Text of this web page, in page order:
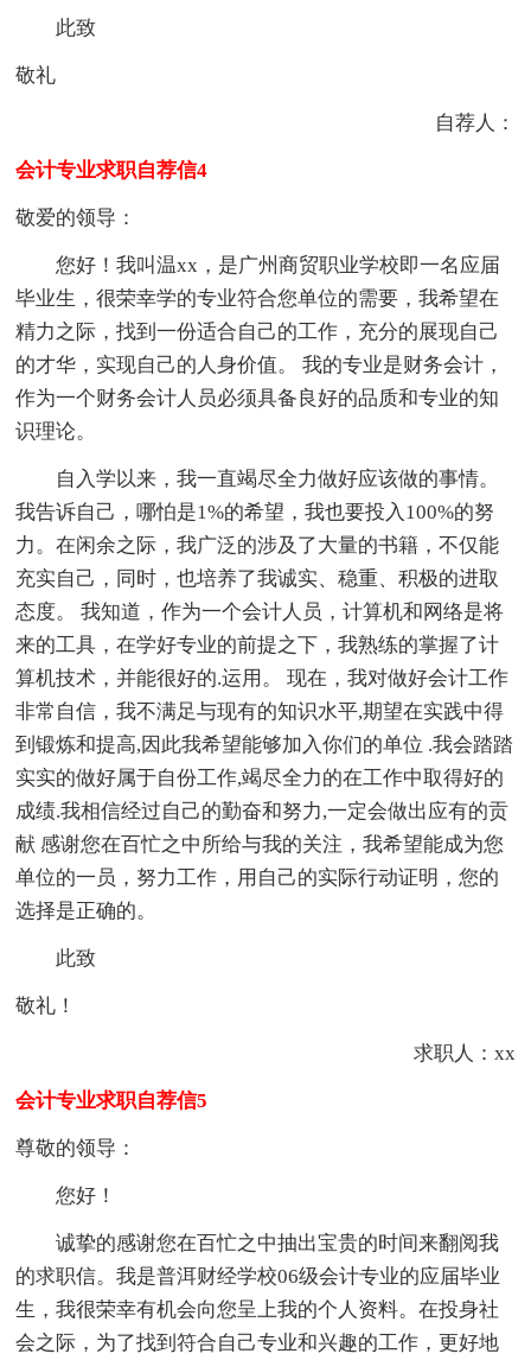
此致
敬礼
自荐人：
会计专业求职自荐信4
敬爱的领导：
您好！我叫温xx，是广州商贸职业学校即一名应届
毕业生，很荣幸学的专业符合您单位的需要，我希望在
精力之际，找到一份适合自己的工作，充分的展现自己
的才华，实现自己的人身价值。 我的专业是财务会计，
作为一个财务会计人员必须具备良好的品质和专业的知
识理论。
自入学以来，我一直竭尽全力做好应该做的事情。
我告诉自己，哪怕是1%的希望，我也要投入100%的努
力。在闲余之际，我广泛的涉及了大量的书籍，不仅能
充实自己，同时，也培养了我诚实、稳重、积极的进取
态度。 我知道，作为一个会计人员，计算机和网络是将
来的工具，在学好专业的前提之下，我熟练的掌握了计
算机技术，并能很好的.运用。 现在，我对做好会计工作
非常自信，我不满足与现有的知识水平,期望在实践中得
到锻炼和提高,因此我希望能够加入你们的单位 .我会踏踏
实实的做好属于自份工作,竭尽全力的在工作中取得好的
成绩.我相信经过自己的勤奋和努力,一定会做出应有的贡
献 感谢您在百忙之中所给与我的关注，我希望能成为您
单位的一员，努力工作，用自己的实际行动证明，您的
选择是正确的。
此致
敬礼！
求职人：xx
会计专业求职自荐信5
尊敬的领导：
您好！
诚挚的感谢您在百忙之中抽出宝贵的时间来翻阅我
的求职信。我是普洱财经学校06级会计专业的应届毕业
生，我很荣幸有机会向您呈上我的个人资料。在投身社
会之际，为了找到符合自己专业和兴趣的工作，更好地